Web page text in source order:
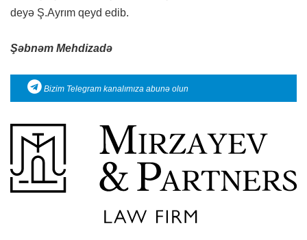
deyə Ş.Ayrım qeyd edib.
Şəbnəm Mehdizadə
Bizim Telegram kanalımıza abunə olun